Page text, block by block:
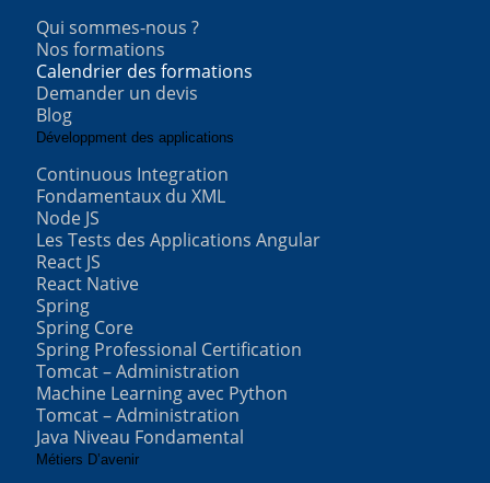
Qui sommes-nous ?
Nos formations
Calendrier des formations
Demander un devis
Blog
Développment des applications
Continuous Integration
Fondamentaux du XML
Node JS
Les Tests des Applications Angular
React JS
React Native
Spring
Spring Core
Spring Professional Certification
Tomcat – Administration
Machine Learning avec Python
Tomcat – Administration
Java Niveau Fondamental
Métiers D’avenir